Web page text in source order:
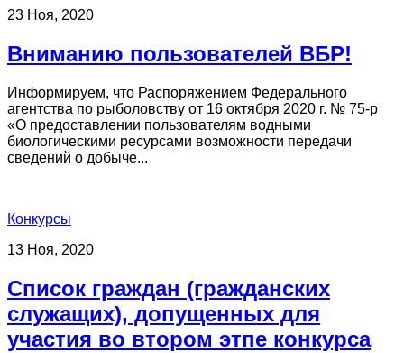
23 Ноя, 2020
Вниманию пользователей ВБР!
Информируем, что Распоряжением Федерального
агентства по рыболовству от 16 октября 2020 г. № 75-р
«О предоставлении пользователям водными
биологическими ресурсами возможности передачи
сведений о добыче...
Конкурсы
13 Ноя, 2020
Список граждан (гражданских
служащих), допущенных для
участия во втором этпе конкурса